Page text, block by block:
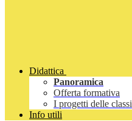
Didattica
Panoramica
Offerta formativa
I progetti delle classi
Info utili